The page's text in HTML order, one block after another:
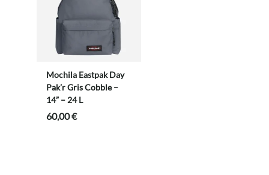
Mochila Eastpak Day
Pak’r Gris Cobble –
14” – 24 L
60,00€